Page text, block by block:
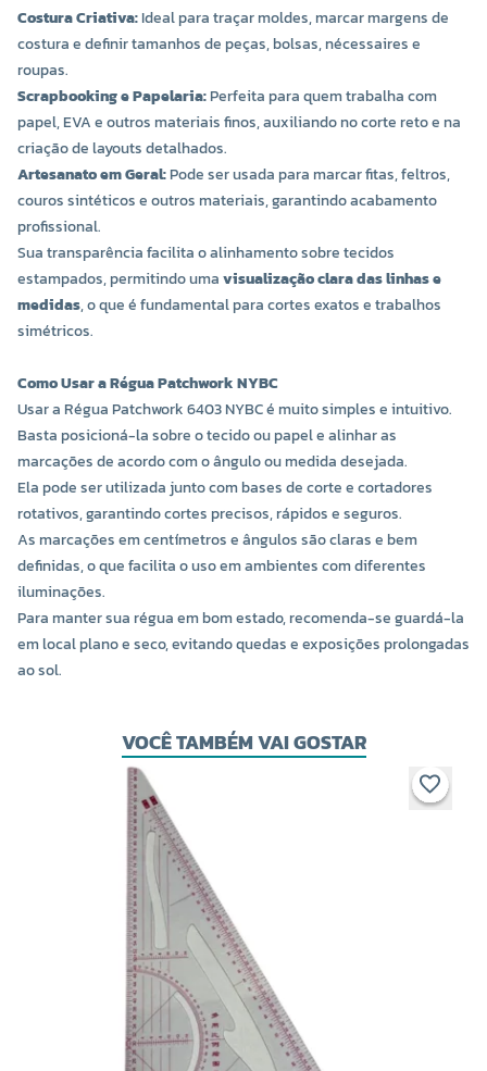
Costura Criativa:Ideal para traçar moldes, marcar margens de
costura e definir tamanhos de peças, bolsas, nécessaires e
roupas.
Scrapbooking e Papelaria:Perfeita para quem trabalha com
papel, EVA e outros materiais finos, auxiliando no corte reto e na
criação de layouts detalhados.
Artesanato em Geral:Pode ser usada para marcar fitas, feltros,
couros sintéticos e outros materiais, garantindo acabamento
profissional.
Sua transparência facilita o alinhamento sobre tecidos
estampados, permitindo umavisualização clara das linhas e
medidas, o que é fundamental para cortes exatos e trabalhos
simétricos.
Como Usar a Régua Patchwork NYBC
Usar a Régua Patchwork 6403 NYBC é muito simples e intuitivo.
Basta posicioná-la sobre o tecido ou papel e alinhar as
marcações de acordo com o ângulo ou medida desejada.
Ela pode ser utilizada junto com bases de corte e cortadores
rotativos, garantindo cortes precisos, rápidos e seguros.
As marcações em centímetros e ângulos são claras e bem
definidas, o que facilita o uso em ambientes com diferentes
iluminações.
Para manter sua régua em bom estado, recomenda-se guardá-la
em local plano e seco, evitando quedas e exposições prolongadas
ao sol.
VOCÊ TAMBÉM VAI GOSTAR